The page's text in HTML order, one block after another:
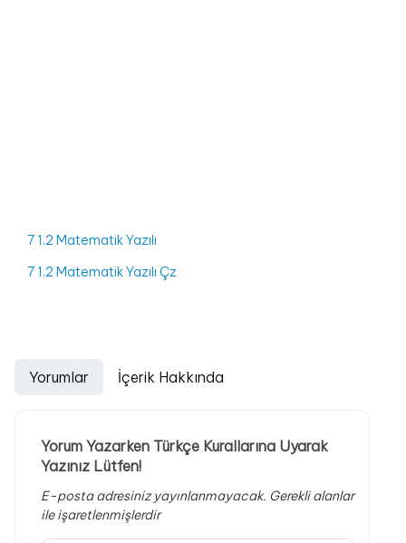
7 1.2 Matematik Yazılı
7 1.2 Matematik Yazılı Çz
Yorumlar İçerik Hakkında
Yorum Yazarken Türkçe Kurallarına Uyarak
Yazınız Lütfen!
E-posta adresiniz yayınlanmayacak. Gerekli alanlar
ile işaretlenmişlerdir